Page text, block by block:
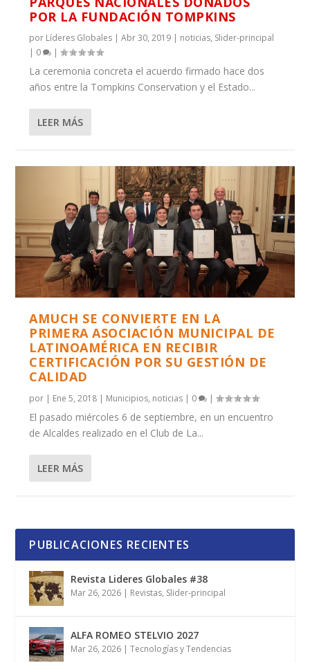
POR LA FUNDACIÓN TOMPKINS
por Líderes Globales |Abr 30, 2019 | noticias, Slider-principal
| 0 |
La ceremonia concreta el acuerdo firmado hace dos
años entre la Tompkins Conservation y el Estado...
LEER MÁS
AMUCH SE CONVIERTE EN LA
PRIMERA ASOCIACIÓN MUNICIPAL DE
LATINOAMÉRICA EN RECIBIR
CERTIFICACIÓN POR SU GESTIÓN DE
CALIDAD
por | Ene 5, 2018 | Municipios, noticias | 0 |
El pasado miércoles 6 de septiembre, en un encuentro
de Alcaldes realizado en el Club de La...
LEER MÁS
PUBLICACIONES RECIENTES
Revista Lideres Globales #38
Mar 26, 2026 | Revistas, Slider-principal
ALFA ROMEO STELVIO 2027
Mar 26, 2026 |Tecnologías y Tendencias